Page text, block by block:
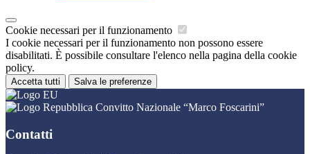
Cookie necessari per il funzionamento
I cookie necessari per il funzionamento non possono essere
disabilitati. È possibile consultare l'elenco nella pagina della cookie
policy.
Accetta tutti Salva le preferenze
Convitto Nazionale “Marco Foscarini”
Contatti